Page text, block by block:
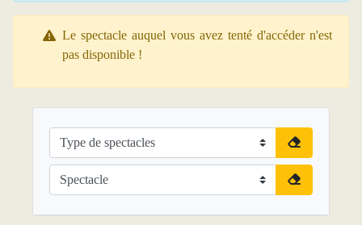
Le spectacle auquel vous avez tenté d'accéder n'est
pas disponible !